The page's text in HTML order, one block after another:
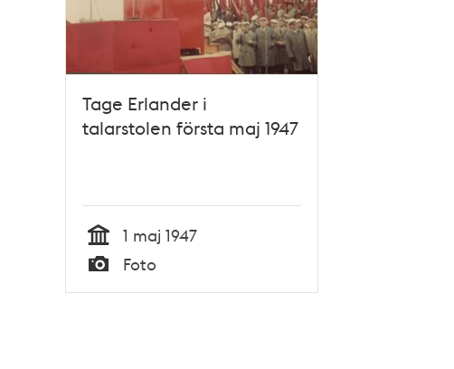
Tage Erlander i
talarstolen första maj 1947
Tid
1 maj 1947
Typ
Foto